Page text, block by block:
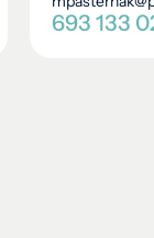
693 133